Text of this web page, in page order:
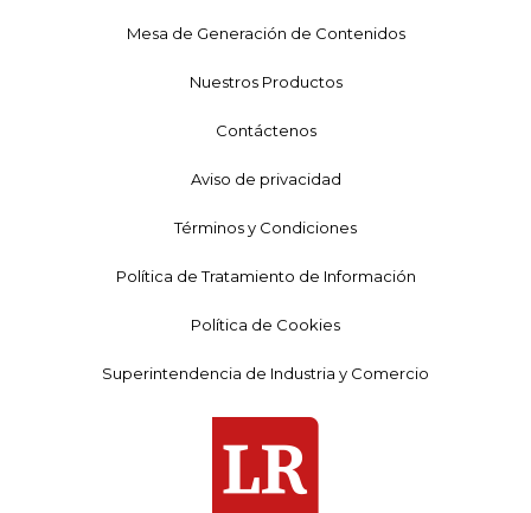
Mesa de Generación de Contenidos
Nuestros Productos
Contáctenos
Aviso de privacidad
Términos y Condiciones
Política de Tratamiento de Información
Política de Cookies
Superintendencia de Industria y Comercio